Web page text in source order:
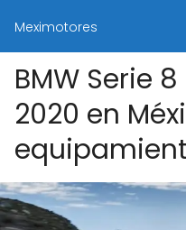
Meximotores
BMW Serie
2020 en